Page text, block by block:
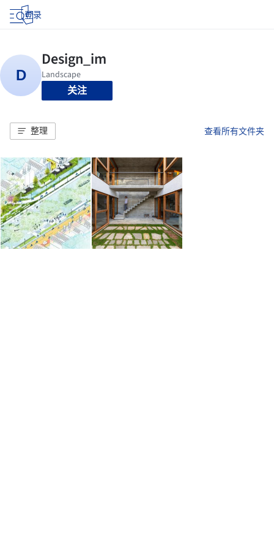
登录
关注
整理 查看所有文件夹